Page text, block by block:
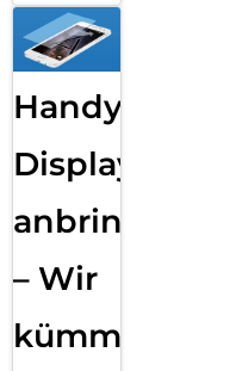
Handy
Displayfolie
anbringen
– Wir
kümmern